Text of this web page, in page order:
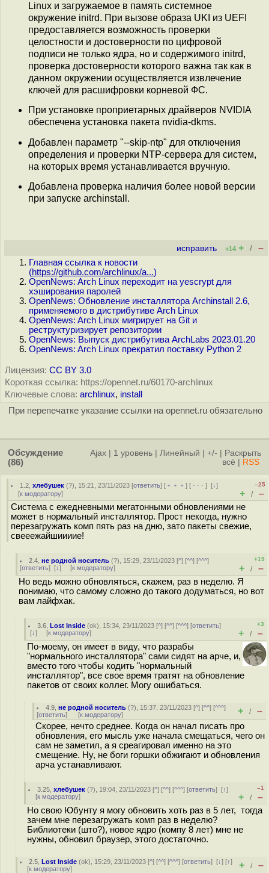
Linux и загружаемое в память системное
окружение initrd. При вызове образа UKI из UEFI
предоставляется возможность проверки
целостности и достоверности по цифровой
подписи не только ядра, но и содержимого initrd,
проверка достоверности которого важна так как в
данном окружении осуществляется извлечение
ключей для расшифровки корневой ФС.
При установке проприетарных драйверов NVIDIA
обеспечена установка пакета nvidia-dkms.
Добавлен параметр "--skip-ntp" для отключения
определения и проверки NTP-сервера для систем,
на которых время устанавливается вручную.
Добавлена проверка наличия более новой версии
при запуске archinstall.
исправить +14 + / –
Главная ссылка к новости
(https://github.com/archlinux/a...)
OpenNews: Arch Linux переходит на yescrypt для
хэширования паролей
OpenNews: Обновление инсталлятора Archinstall 2.6,
применяемого в дистрибутиве Arch Linux
OpenNews: Arch Linux мигрирует на Git и
реструктуризирует репозитории
OpenNews: Выпуск дистрибутива ArchLabs 2023.01.20
OpenNews: Arch Linux прекратил поставку Python 2
Лицензия: CC BY 3.0
Короткая ссылка: https://opennet.ru/60170-archlinux
Ключевые слова: archlinux, install
При перепечатке указание ссылки на opennet.ru обязательно
Обсуждение
(86)
Ajax 1 уровень Линейный +/-
Раскрыть
всё
RSS
1.2 ,хлебушек (?), 15:21, 23/11/2023 [ответить] [ ﹢﹢﹢] [ · · ·][↓]
[к модератору]
–25
+ / –
Система с ежедневными мегатонными обновлениями не
может в нормальный инсталлятор. Прост некогда, нужно
перезагружать комп пять раз на дню, зато пакеты свежие,
свееежайшиииие!
2.4 ,не родной носитель (?), 15:29, 23/11/2023 [^] [^^] [^^^]
[ответить] [↓] [к модератору]
+19
+ / –
Но ведь можно обновляться, скажем, раз в неделю. Я
понимаю, что самому сложно до такого додуматься, но вот
вам лайфхак.
3.6 ,Lost Inside (ok), 15:34, 23/11/2023 [^] [^^] [^^^] [ответить]
[↓] [к модератору]
+3
+ / –
По-моему, он имеет в виду, что разрабы
"нормального инсталлятора" сами сидят на арче, и,
вместо того чтобы кодить "нормальный
инсталлятор", все свое время тратят на обновление
пакетов от своих коллег. Могу ошибаться.
4.9 ,не родной носитель (?), 15:37, 23/11/2023 [^] [^^] [^^^]
[ответить] [к модератору] + / –
Скорее, нечто среднее. Когда он начал писать про
обновления, его мысль уже начала смещаться, чего он
сам не заметил, а я среагировал именно на это
смещение. Ну, не боги горшки обжигают и обновления
арча устанавливают.
3.25 ,хлебушек (?), 19:04, 23/11/2023 [^] [^^] [^^^] [ответить][↑]
[к модератору]
–1
+ / –
Но свою Юбунту я могу обновить хоть раз в 5 лет, тогда
зачем мне перезагружать комп раз в неделю?
Библиотеки (што?), новое ядро (компу 8 лет) мне не
нужны, обновил браузер, этого достаточно.
2.5 ,Lost Inside (ok), 15:29, 23/11/2023 [^] [^^] [^^^] [ответить][↓] [↑]
[к модератору] + / –